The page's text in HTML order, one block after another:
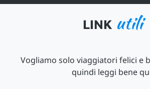
LINK utili
Vogliamo solo viaggiatori felici e
quindi leggi bene